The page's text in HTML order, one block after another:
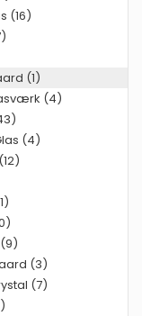
(16)
(1)
(4)
(4)
(3)
(7)